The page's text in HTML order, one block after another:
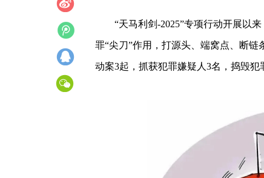
“天马利剑-2025”专项行动开展以
罪“尖刀”作用，打源头、端窝点、断
动案3起，抓获犯罪嫌疑人3名，捣毁犯